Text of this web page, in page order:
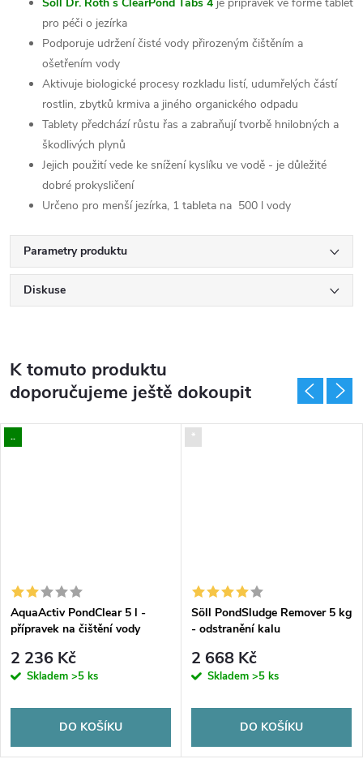
pro péči o jezírka
Podporuje udržení čisté vody přirozeným čištěním a
ošetřením vody
Aktivuje biologické procesy rozkladu listí, udumřelých částí
rostlin, zbytků krmiva a jiného organického odpadu
Tablety předchází růstu řas a zabraňují tvorbě hnilobných a
škodlivých plynů
Jejich použití vede ke snížení kyslíku ve vodě - je důležité
dobré prokysličení
Určeno pro menší jezírka, 1 tableta na 500 l vody
Parametry produktu
Diskuse
K tomuto produktu
doporučujeme ještě dokoupit
..
AquaActiv PondClear 5 l -
přípravek na čištění vody
2 236 Kč
Skladem >5 ks
DO KOŠÍKU
*
Söll PondSludge Remover 5 kg
- odstranění kalu
2 668 Kč
Skladem >5 ks
DO KOŠÍKU